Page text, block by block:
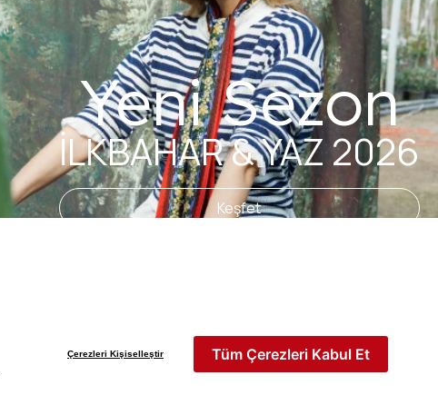
Yeni Sezon
İLKBAHAR & YAZ 2026
Keşfet
Çerezleri Kişiselleştir Tüm Çerezleri Kabul Et